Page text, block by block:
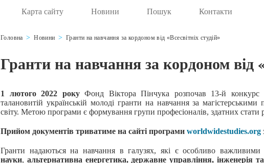
Карта сайту Новини Пошук Контакти
Головна Новини Гранти на навчання за кордоном від «Всесвітніх студій»
Гранти на навчання за кордоном від
1 лютого 2022 року Фонд Віктора Пінчука розпочав 13-й конкурс
талановитій українській молоді гранти на навчання за
світу. Метою програми є формування групи професіоналів, здатних
Прийом документів триватиме на сайті програми worldwidestudies.org
Гранти надаються на навчання в галузях, які є особливо
науки, альтернативна енергетика, державне управління,інженерія